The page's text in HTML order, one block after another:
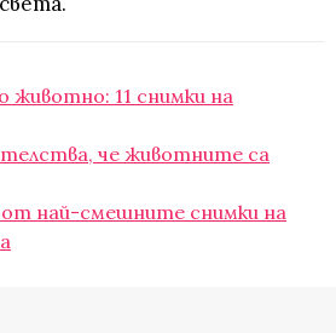
11 снимки на
че животните са
от най-смешните снимки на